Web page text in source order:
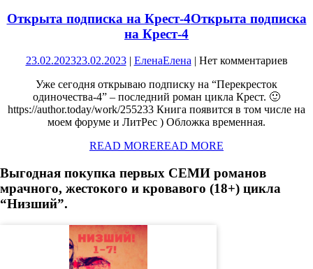
Открыта подписка на Крест-4Открыта подписка
на Крест-4
23.02.202323.02.2023 | ЕленаЕлена | Нет комментариев
Уже сегодня открываю подписку на “Перекресток
одиночества-4” – последний роман цикла Крест. 🙂
https://author.today/work/255233 Книга появится в том числе на
моем форуме и ЛитРес ) Обложка временная.
READ MOREREAD MORE
Выгодная покупка первых СЕМИ романов
мрачного, жестокого и кровавого (18+) цикла
“Низший”.